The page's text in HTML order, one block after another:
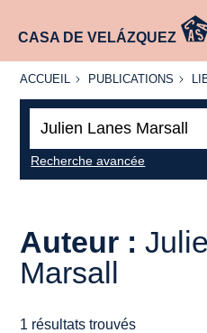
CASA DE VELÁZQUEZ
ACCUEIL
ACCUEIL PUBLICATIONS
PUBLICATIONS
Recherche avancée
Auteur :
Marsall
1 résultats trouvés